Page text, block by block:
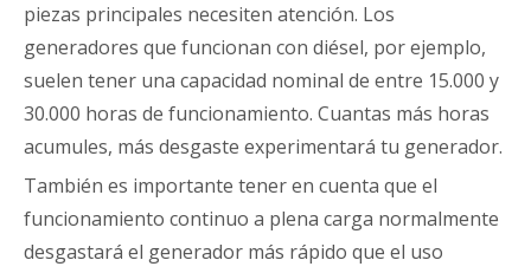
piezas principales necesiten atención. Los
generadores que funcionan con diésel, por ejemplo,
suelen tener una capacidad nominal de entre 15.000 y
30.000 horas de funcionamiento. Cuantas más horas
acumules, más desgaste experimentará tu generador.
También es importante tener en cuenta que el
funcionamiento continuo a plena carga normalmente
desgastará el generador más rápido que el uso